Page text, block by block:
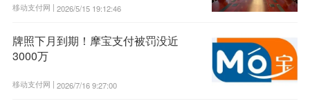
移动支付网 | 2026/5/15 19:12:46
牌照下月到期！摩宝支付被罚没近
3000万
移动支付网 | 2026/7/16 9:27:00